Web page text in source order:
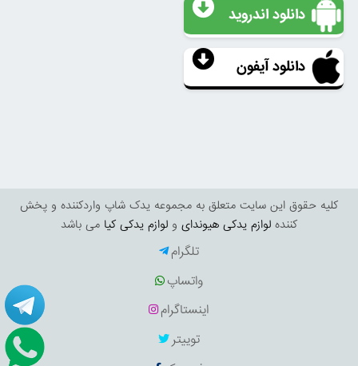
دانلود اندروید
دانلود آیفون
کليه حقوق اين سايت متعلق به مجموعه یدک شاپ واردکننده و پخش
کننده لوازم یدکی هیوندای و لوازم یدکی کیا می باشد
تلگرام
واتساپ
اینستاگرام
توییتر